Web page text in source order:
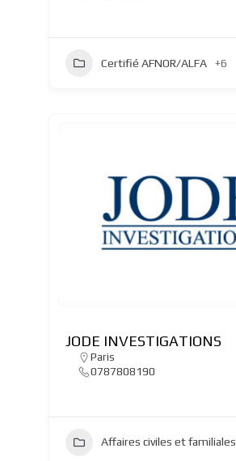
Certifié AFNOR/ALFA +6
JODE INVESTIGATIONS
Paris
0787808190
Affaires civiles et familiales